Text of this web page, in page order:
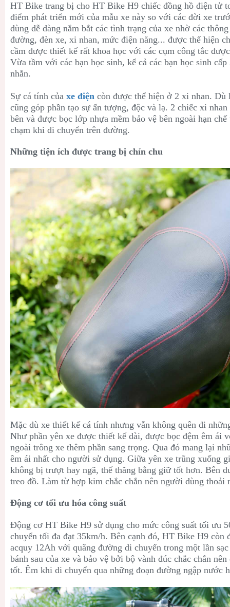
HT Bike trang bị cho HT Bike H9 chiếc đồng hồ điện tử
điểm phát triển mới của mẫu xe này so với các đời xe
dùng dễ dàng nắm bắt các tình trạng của xe nhờ các
đường, đèn xe, xi nhan, mức điện năng... được thể hiện
cầm được thiết kế rất khoa học với các cụm công tắc
Vừa tầm với các bạn học sinh, kể cả các bạn học sinh
nhắn.
Sự cá tính của xe điện còn được thể hiện ở 2 xi nhan.
cũng góp phần tạo sự ấn tượng, độc và lạ. 2 chiếc xi
bên và được bọc lớp nhựa mềm bảo vệ bên ngoài hạn
chạm khi di chuyển trên đường.
Những tiện ích được trang bị chỉn chu
Mặc dù xe thiết kế cá tính nhưng vẫn không quên đi
Như phần yên xe được thiết kế dài, được bọc đệm êm ái
ngoài trông xe thêm phần sang trọng. Qua đó mang lại
êm ái nhất cho người sử dụng. Giữa yên xe trũng xuống
không bị trượt hay ngã, thế thăng bằng giữ tốt hơn. Bên
treo đồ. Làm từ hợp kim chắc chắn nên người dùng thoải
Động cơ tối ưu hóa công suất
Động cơ HT Bike H9 sử dụng cho mức công suất tối ưu
chuyển tối đa đạt 35km/h. Bên cạnh đó, HT Bike H9 còn
acquy 12Ah với quãng đường di chuyển trong một lần
bánh sau của xe và bảo vệ bởi bộ vành đúc chắc chắn
tốt. Êm khi di chuyển qua những đoạn đường ngập nước